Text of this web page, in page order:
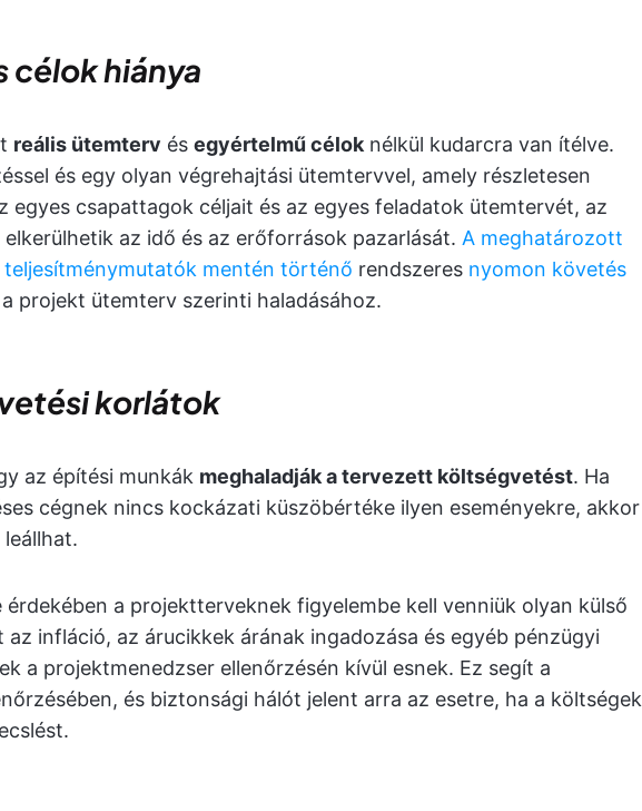
célok hiánya
reális ütemterv és egyértelmű célok nélkül kudarcra van ítélve.
és egy olyan végrehajtási ütemtervvel, amely részletesen
egyes csapattagok céljait és az egyes feladatok ütemtervét, az
az idő és az erőforrások pazarlását. A meghatározott
mentén történő rendszeres nyomon követés
projekt ütemterv szerinti haladásához.
korlátok
az építési munkák meghaladják a tervezett költségvetést. Ha
cégnek nincs kockázati küszöbértéke ilyen eseményekre, akkor
érdekében a projektterveknek figyelembe kell venniük olyan külső
infláció, az árucikkek árának ingadozása és egyéb pénzügyi
a projektmenedzser ellenőrzésén kívül esnek. Ez segít a
és biztonsági hálót jelent arra az esetre, ha a költségek